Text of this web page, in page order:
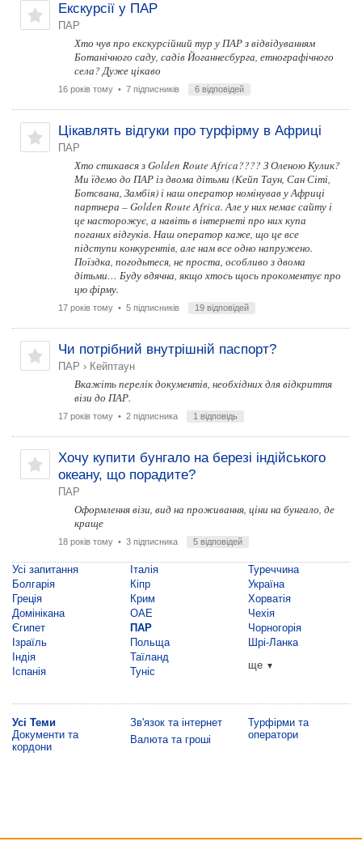
Екскурсії у ПАР
ПАР
Хто чув про екскурсійний тур у ПАР з відвідуванням
Ботанічного саду, садів Йоганнесбурга, етнографічного
села? Дуже цікаво
16 років тому • 7 підписників 6 відповідей
Цікавлять відгуки про турфірму в Африці
ПАР
Хто стикався з Golden Route Africa???? З Оленою Кулик?
Ми їдемо до ПАР із двома дітьми (Кейп Таун, Сан Сіті,
Ботсвана, Замбія) і наш оператор номінував у Африці
партнера – Golden Route Africa. Але у них немає сайту і
це насторожує, а навіть в інтернеті про них купа
поганих відгуків. Наш оператор каже, що це все
підступи конкурентів, але нам все одно напружено.
Поїздка, погодьтеся, не проста, особливо з двома
дітьми… Буду вдячна, якщо хтось щось прокоментує про
цю фірму.
17 років тому • 5 підписників 19 відповідей
Чи потрібний внутрішній паспорт?
ПАР › Кейптаун
Вкажіть перелік документів, необхідних для відкриття
візи до ПАР.
17 років тому • 2 підписника 1 відповідь
Хочу купити бунгало на березі індійського
океану, що порадите?
ПАР
Оформлення візи, вид на проживання, ціни на бунгало, де
краще
18 років тому • 3 підписника 5 відповідей
Усі запитання
Болгарія
Греція
Домінікана
Єгипет
Ізраїль
Індія
Іспанія
Італія
Кіпр
Крим
ОАЕ
ПАР
Польща
Таїланд
Туніс
Туреччина
Україна
Хорватія
Чехія
Чорногорія
Шрі-Ланка
ще ▼
Усі Теми
Документи та
кордони
Зв'язок та інтернет
Валюта та гроші
Турфірми та
оператори